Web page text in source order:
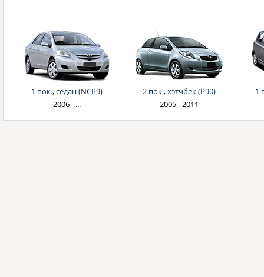
1 пок., седан (NCP9)
2006 - ...
2 пок., хэтчбек (P90)
2005 - 2011
1